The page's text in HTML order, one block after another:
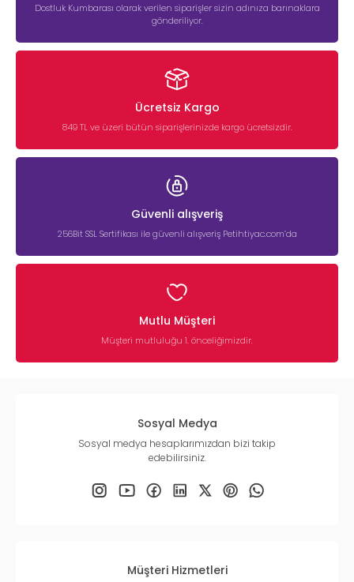
Dostluk Kumbarası olarak verilen siparişler sizin adınıza barınaklara
gönderiliyor.
Ücretsiz Kargo
849 TL ve üzeri bütün siparişlerinizde kargo ücretsizdir.
Güvenli alışveriş
256Bit SSL Sertifikası ile güvenli alışveriş Petihtiyac.com’da
Mutlu Müşteri
Müşteri mutluluğu 1. önceliğimizdir.
Sosyal Medya
Sosyal medya hesaplarımızdan bizi takip
edebilirsiniz.
Müşteri Hizmetleri